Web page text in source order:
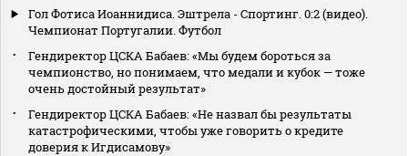
Гол Фотиса Иоаннидиса. Эштрела - Спортинг. 0:2 (видео).
Чемпионат Португалии. Футбол
Гендиректор ЦСКА Бабаев: «Мы будем бороться за
чемпионство, но понимаем, что медали и кубок — тоже
очень достойный результат»
Гендиректор ЦСКА Бабаев: «Не назвал бы результаты
катастрофическими, чтобы уже говорить о кредите
доверия к Игдисамову»